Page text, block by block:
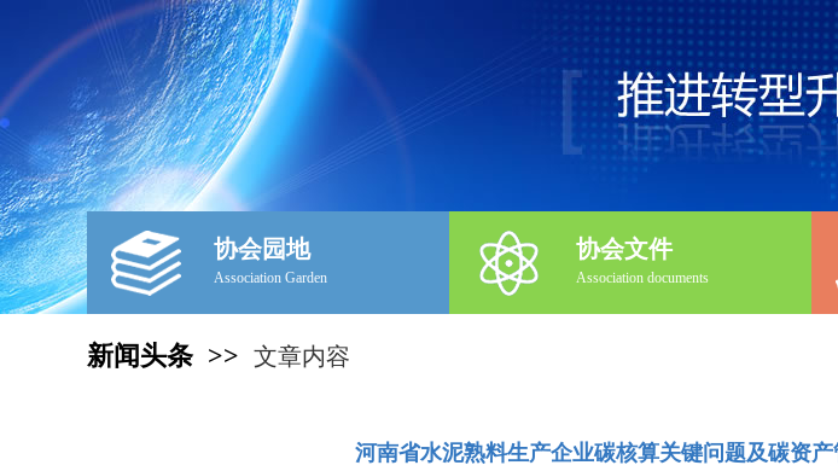
协会园地
Association Garden
协会文件
Association documents
新闻头条 >> 文章内容
河南省水泥熟料生产企业碳核算关键问题及碳资